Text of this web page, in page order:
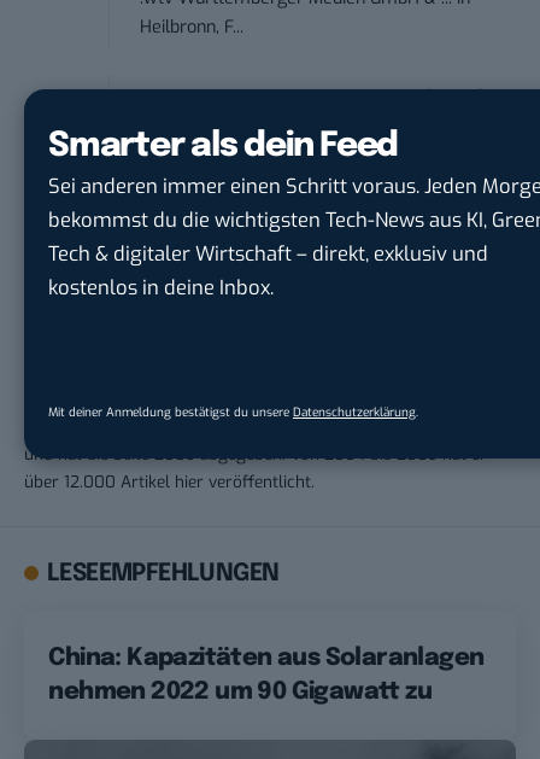
Smarter als dein Feed
Sei anderen immer einen Schritt voraus. Jeden
bekommst du die wichtigsten Tech-News aus KI,
Tech & digitaler Wirtschaft – direkt, exklusiv und
kostenlos in deine Inbox.
Mit deiner Anmeldung bestätigst du unsere Datenschutzerklärung.
Heilbronn, F...
ZEISS
Oberkochen (Baden-Württemberg),
München
Robert Basic ist Namensgeber und Gründer von BASIC thinking
und hat die Seite 2009 abgegeben. Von 2004 bis 2009 hat er
über 12.000 Artikel hier veröffentlicht.
LESEEMPFEHLUNGEN
China: Kapazitäten aus Solaranlagen
nehmen 2022 um 90 Gigawatt zu